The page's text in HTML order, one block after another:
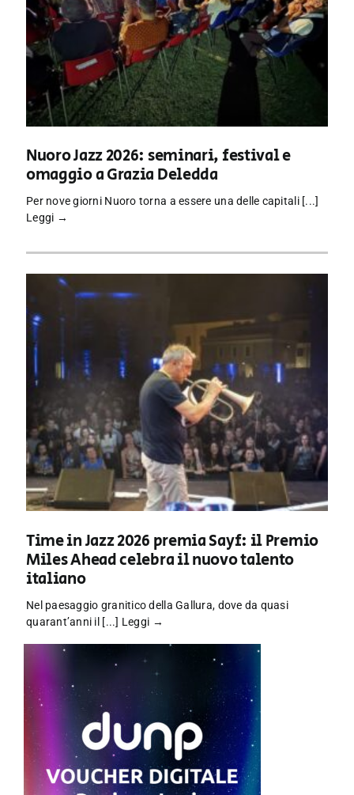
Nuoro Jazz 2026: seminari, festival e
omaggio a Grazia Deledda
Per nove giorni Nuoro torna a essere una delle capitali [...]
Leggi →
Time in Jazz 2026 premia Sayf: il Premio
Miles Ahead celebra il nuovo talento
italiano
Nel paesaggio granitico della Gallura, dove da quasi
quarant’anni il [...] Leggi →